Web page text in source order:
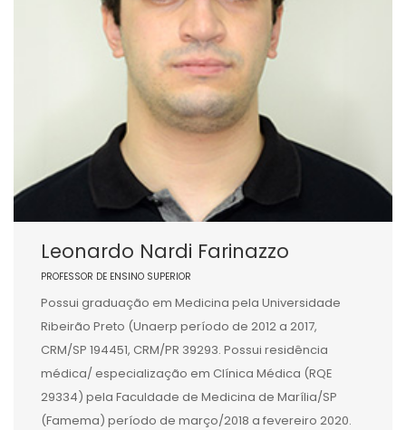
Leonardo Nardi Farinazzo
PROFESSOR DE ENSINO SUPERIOR
Possui graduação em Medicina pela Universidade
Ribeirão Preto (Unaerp período de 2012 a 2017,
CRM/SP 194451, CRM/PR 39293. Possui residência
médica/ especialização em Clínica Médica (RQE
29334) pela Faculdade de Medicina de Marília/SP
(Famema) período de março/2018 a fevereiro 2020.